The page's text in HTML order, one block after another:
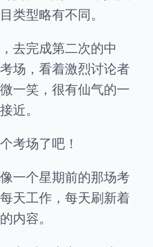
类型略有不同。
去完成第二次的中
场，看着激烈讨论者
一笑，很有仙气的一
近。
考场了吧！
一个星期前的那场考
天工作，每天刷新着
内容。